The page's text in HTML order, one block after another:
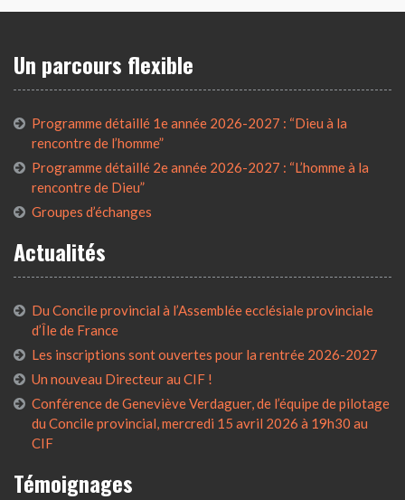
Un parcours flexible
Programme détaillé 1e année 2026-2027 : “Dieu à la
rencontre de l’homme”
Programme détaillé 2e année 2026-2027 : “L’homme à la
rencontre de Dieu”
Groupes d’échanges
Actualités
Du Concile provincial à l’Assemblée ecclésiale provinciale
d’Île de France
Les inscriptions sont ouvertes pour la rentrée 2026-2027
Un nouveau Directeur au CIF !
Conférence de Geneviève Verdaguer, de l’équipe de pilotage
du Concile provincial, mercredi 15 avril 2026 à 19h30 au
CIF
Témoignages